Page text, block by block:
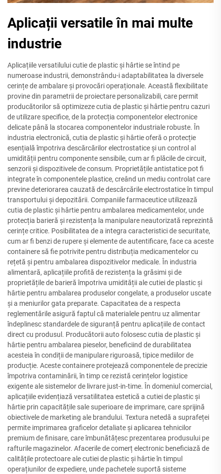
Aplicații versatile în mai multe
industrie
Aplicațiile versatilului cutie de plastic și hârtie se întind pe
numeroase industrii, demonstrându-i adaptabilitatea la diversele
cerințe de ambalare și provocări operaționale. Această flexibilitate
provine din parametrii de proiectare personalizabili, care permit
producătorilor să optimizeze cutia de plastic și hârtie pentru cazuri
de utilizare specifice, de la protecția componentelor electronice
delicate până la stocarea componentelor industriale robuste. În
industria electronică, cutia de plastic și hârtie oferă o protecție
esențială împotriva descărcărilor electrostatice și un control al
umidității pentru componente sensibile, cum ar fi plăcile de circuit,
senzorii și dispozitivele de consum. Proprietățile antistatice pot fi
integrate în componentele plastice, creând un mediu controlat care
previne deteriorarea cauzată de descărcările electrostatice în timpul
transportului și depozitării. Companiile farmaceutice utilizează
cutia de plastic și hârtie pentru ambalarea medicamentelor, unde
protecția barieră și rezistența la manipulare neautorizată reprezintă
cerințe critice. Posibilitatea de a integra caracteristici de securitate,
cum ar fi benzi de rupere și elemente de autentificare, face ca aceste
containere să fie potrivite pentru distribuția medicamentelor cu
rețetă și pentru ambalarea dispozitivelor medicale. În industria
alimentară, aplicațiile profită de rezistența la grăsimi și de
proprietățile de barieră împotriva umidității ale cutiei de plastic și
hârtie pentru ambalarea produselor congelate, a produselor uscate
și a meniurilor gata preparate. Capacitatea de a respecta
reglementările asigură faptul că materialele pentru uz alimentar
îndeplinesc standardele de siguranță pentru aplicațiile de contact
direct cu produsul. Producătorii auto folosesc cutia de plastic și
hârtie pentru ambalarea pieselor, beneficiind de durabilitatea
acesteia în condiții de manipulare riguroasă, tipice mediilor de
producție. Aceste containere protejează componentele de precizie
împotriva contaminării, în timp ce rezistă cerințelor logistice
exigente ale sistemelor de livrare just-in-time. În domeniul comercial,
aplicațiile evidențiază versatilitatea estetică a cutiei de plastic și
hârtie prin capacitățile sale superioare de imprimare, care sprijină
obiectivele de marketing ale brandului. Textura netedă a suprafeței
permite imprimarea graficelor detaliate și aplicarea tehnicilor
premium de finisare, care îmbunătățesc prezentarea produsului pe
rafturile magazinelor. Afacerile de comerț electronic beneficiază de
calitățile protectoare ale cutiei de plastic și hârtie în timpul
operațiunilor de expediere, unde pachetele suportă sisteme